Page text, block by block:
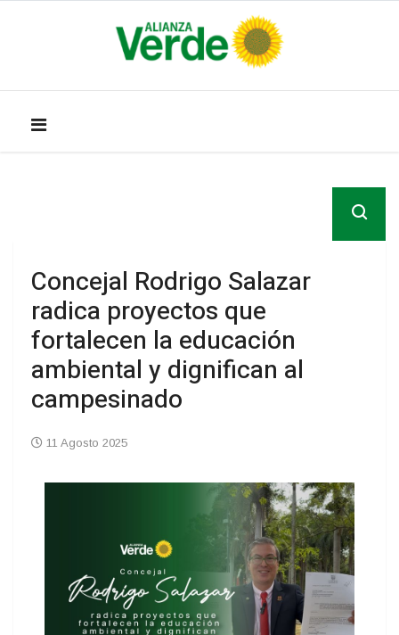
Concejal Rodrigo Salazar
radica proyectos que
fortalecen la educación
ambiental y dignifican al
campesinado
11 Agosto 2025